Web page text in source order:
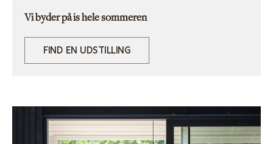
Vi byder på is hele sommeren
FIND EN UDSTILLING